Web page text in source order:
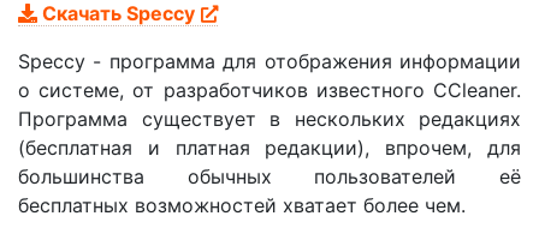
Скачать Speccy
Speccy - программа для отображения информации
о системе, от разработчиков известного CCleaner.
Программа существует в нескольких редакциях
(бесплатная и платная редакции), впрочем, для
большинства обычных пользователей её
бесплатных возможностей хватает более чем.